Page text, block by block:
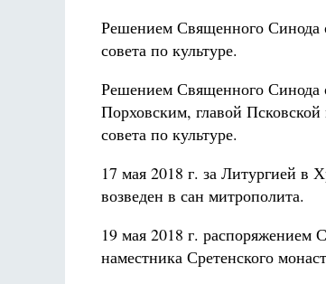
Решением Священного Синода
совета по культуре.
Решением Священного Синода
Порховским, главой
совета по культуре.
17 мая 2018 г. за Литургией
возведен в сан митрополита.
19 мая 2018 г. распоряжением
наместника Сретенского